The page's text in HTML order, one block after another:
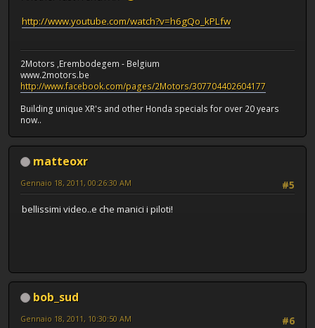
http://www.youtube.com/watch?v=h6gQo_kPLfw
2Motors ,Erembodegem - Belgium
www.2motors.be
http://www.facebook.com/pages/2Motors/307704402604177
Building unique XR's and other Honda specials for over 20 years
now..
matteoxr
#5
Gennaio 18, 2011, 00:26:30 AM
bellissimi video..e che manici i piloti!
bob_sud
#6
Gennaio 18, 2011, 10:30:50 AM